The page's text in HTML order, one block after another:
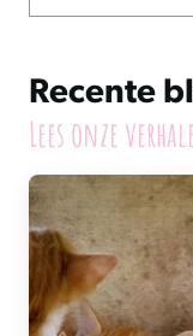
Recente
Lees onze